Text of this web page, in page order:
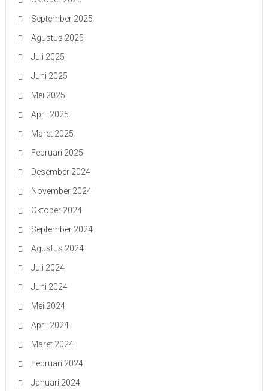
September 2025
Agustus 2025
Juli 2025
Juni 2025
Mei 2025
April 2025
Maret 2025
Februari 2025
Desember 2024
November 2024
Oktober 2024
September 2024
Agustus 2024
Juli 2024
Juni 2024
Mei 2024
April 2024
Maret 2024
Februari 2024
Januari 2024